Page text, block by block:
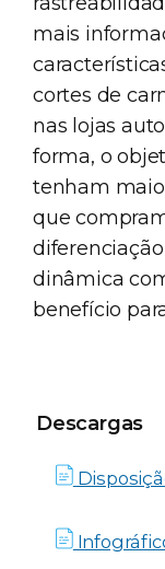
mais
cortes de
nas lojas
forma, o
tenham
que
dinâmica
benefício
Descargas
Descargas